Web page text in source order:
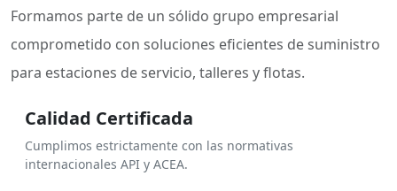
Formamos parte de un sólido grupo empresarial
comprometido con soluciones eficientes de suministro
para estaciones de servicio, talleres y flotas.
Calidad Certificada
Cumplimos estrictamente con las normativas
internacionales API y ACEA.